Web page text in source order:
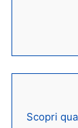
Scopri